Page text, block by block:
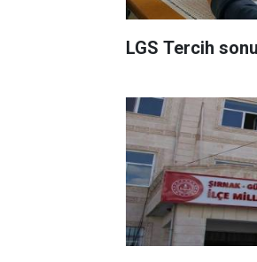
LGS Tercih